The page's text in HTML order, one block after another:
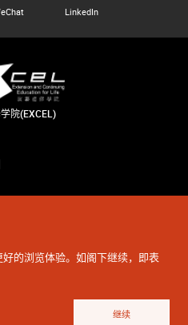
的浏览体验。如阁下继续，即表
继续
LinkedIn
院(EXCEL)